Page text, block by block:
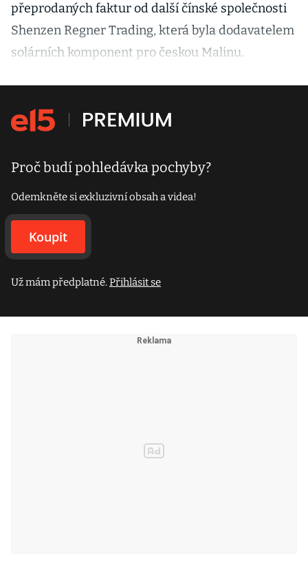
přeprodaných faktur od další čínské společnosti
Shenzen Regner Trading, která byla dodavatelem
solárních komponent pro českou Malinu.
Proč budí pohledávka pochyby?
Odemkněte si exkluzivní obsah a videa!
Koupit
Už mám předplatné.Přihlásit se